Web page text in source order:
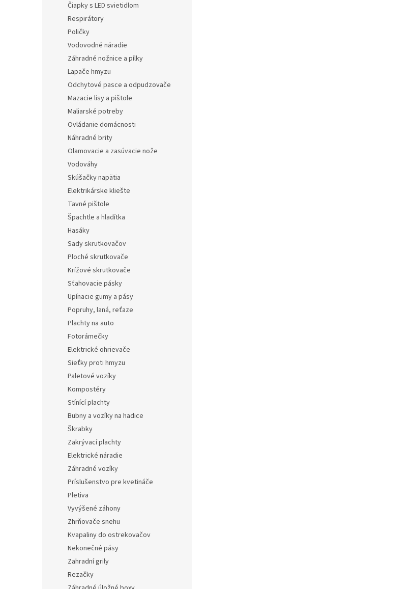
Čiapky s LED svietidlom
Respirátory
Poličky
Vodovodné náradie
Záhradné nožnice a pílky
Lapače hmyzu
Odchytové pasce a odpudzovače
Mazacie lisy a pištole
Maliarské potreby
Ovládanie domácnosti
Náhradné brity
Olamovacie a zasúvacie nože
Vodováhy
Skúšačky napätia
Elektrikárske kliešte
Tavné pištole
Špachtle a hladítka
Hasáky
Sady skrutkovačov
Ploché skrutkovače
Krížové skrutkovače
Sťahovacie pásky
Upínacie gumy a pásy
Popruhy, laná, reťaze
Plachty na auto
Fotorámečky
Elektrické ohrievače
Sieťky proti hmyzu
Paletové vozíky
Kompostéry
Stínící plachty
Bubny a vozíky na hadice
Škrabky
Zakrývací plachty
Elektrické náradie
Záhradné vozíky
Príslušenstvo pre kvetináče
Pletiva
Vyvýšené záhony
Zhrňovače snehu
Kvapaliny do ostrekovačov
Nekonečné pásy
Zahradní grily
Rezačky